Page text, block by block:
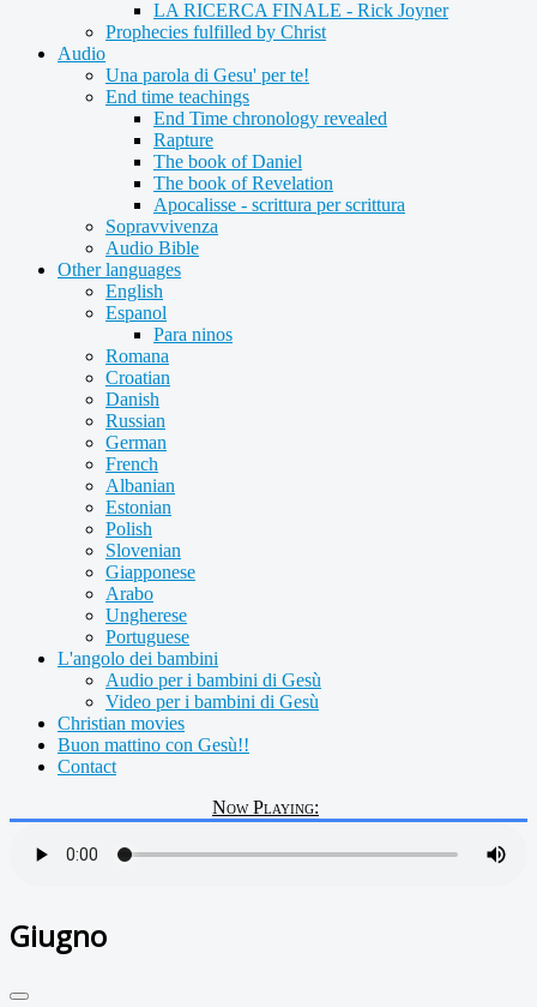
LA RICERCA FINALE - Rick Joyner
Prophecies fulfilled by Christ
Audio
Una parola di Gesu' per te!
End time teachings
End Time chronology revealed
Rapture
The book of Daniel
The book of Revelation
Apocalisse - scrittura per scrittura
Sopravvivenza
Audio Bible
Other languages
English
Espanol
Para ninos
Romana
Croatian
Danish
Russian
German
French
Albanian
Estonian
Polish
Slovenian
Giapponese
Arabo
Ungherese
Portuguese
L'angolo dei bambini
Audio per i bambini di Gesù
Video per i bambini di Gesù
Christian movies
Buon mattino con Gesù!!
Contact
Now Playing:
Giugno